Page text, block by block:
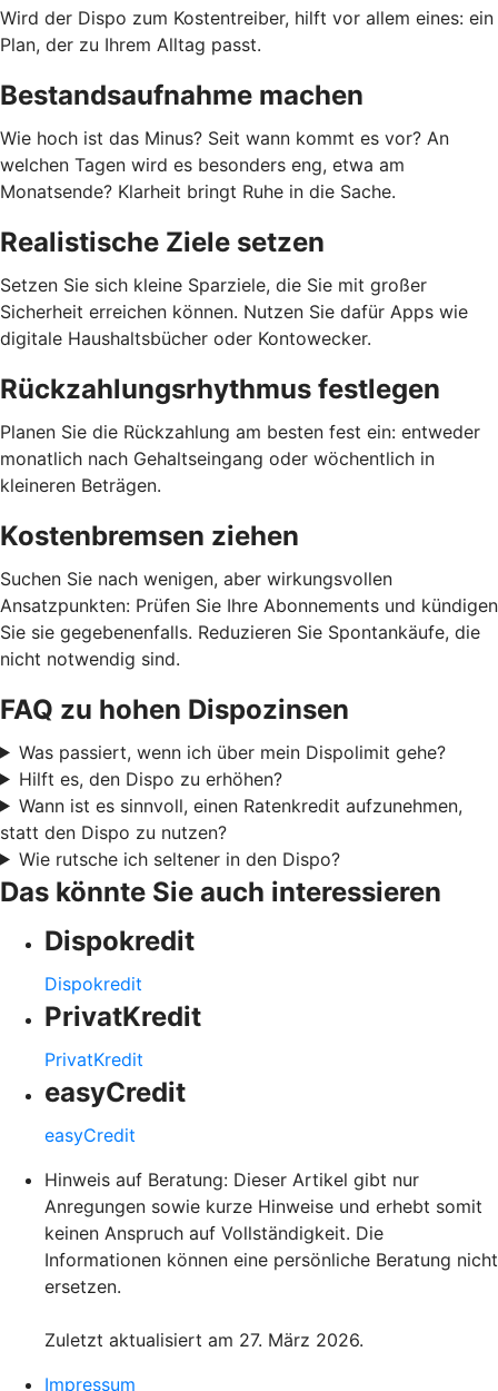
Wird der Dispo zum Kostentreiber, hilft vor allem eines: ein
Plan, der zu Ihrem Alltag passt.
Bestandsaufnahme machen
Wie hoch ist das Minus? Seit wann kommt es vor? An
welchen Tagen wird es besonders eng, etwa am
Monatsende? Klarheit bringt Ruhe in die Sache.
Realistische Ziele setzen
Setzen Sie sich kleine Sparziele, die Sie mit großer
Sicherheit erreichen können. Nutzen Sie dafür Apps wie
digitale Haushaltsbücher oder Kontowecker.
Rückzahlungsrhythmus festlegen
Planen Sie die Rückzahlung am besten fest ein: entweder
monatlich nach Gehaltseingang oder wöchentlich in
kleineren Beträgen.
Kostenbremsen ziehen
Suchen Sie nach wenigen, aber wirkungsvollen
Ansatzpunkten: Prüfen Sie Ihre Abonnements und kündigen
Sie sie gegebenenfalls. Reduzieren Sie Spontankäufe, die
nicht notwendig sind.
FAQ zu hohen Dispozinsen
Was passiert, wenn ich über mein Dispolimit gehe?
Hilft es, den Dispo zu erhöhen?
Wann ist es sinnvoll, einen Ratenkredit aufzunehmen,
statt den Dispo zu nutzen?
Wie rutsche ich seltener in den Dispo?
Das könnte Sie auch interessieren
Dispokredit
Dispokredit
PrivatKredit
PrivatKredit
easyCredit
easyCredit
Hinweis auf Beratung: Dieser Artikel gibt nur
Anregungen sowie kurze Hinweise und erhebt somit
keinen Anspruch auf Vollständigkeit. Die
Informationen können eine persönliche Beratung nicht
ersetzen.
Zuletzt aktualisiert am 27. März 2026.
Impressum